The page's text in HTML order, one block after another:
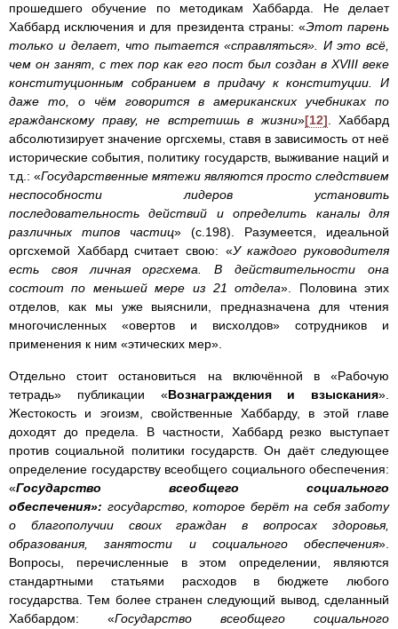
прошедшего обучение по методикам Хаббарда. Не делает
Хаббард исключения и для президента страны: «Этот парень
только и делает, что пытается «справляться». И это всё,
чем он занят, с тех пор как его пост был создан в XVIII веке
конституционным собранием в придачу к кон­ституции. И
даже то, о чём говорится в американских учебниках по
гражданскому праву, не встретишь в жизни»[12] . Хаббард
абсолютизирует значение оргсхемы, ставя в зависимость от неё
исторические события, политику государств, выживание наций и
т.д.: «Государственные мятежи являются просто следствием
неспособности лидеров установить
последовательность действий и определить каналы для
различных типов частиц» (с.198). Разумеется, идеальной
оргсхемой Хаббард считает свою: «У каждого руководителя
есть своя личная оргсхема. В действительности она
состоит по меньшей мере из 21 отдела». Половина этих
отделов, как мы уже выяснили, предназначена для чтения
многочисленных «овертов и висхолдов» сотрудников и
применения к ним «этических мер».
Отдельно стоит остановиться на включённой в «Рабочую
тетрадь» публикации «Вознаграждения и взыскания».
Жестокость и эгоизм, свойственные Хаббарду, в этой главе
доходят до предела. В частности, Хаббард резко выступает
против социальной политики государств. Он даёт следующее
определение государству всеобщего социального обеспечения:
«Государство всеобщего социального
обеспечения»: государство, которое берёт на себя заботу
о благополучии своих граждан в вопросах здоровья,
образования, занятости и социального обеспечения».
Вопросы, перечисленные в этом определении, являются
стандартными статьями расходов в бюджете любого
государства. Тем более странен следующий вывод, сделанный
Хаббардом: «Государство всеобщего социального